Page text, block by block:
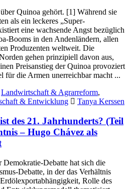
Quinoa gehört. [1] Während sie
als ein leckeres „Super-
eine wachsende Angst bezüglich
Booms in den Andenländern, allen
Produzenten weltweit. Die
gehen prinzipiell davon aus,
Preisanstieg der Quinoa provoziert
für die Armen unerreichbar macht ...
Landwirtschaft & Agrarreform,
& Entwicklung Tanya Kerssen
des 21. Jahrhunderts? (Teil
– Hugo Chávez als
Demokratie-Debatte hat sich die
Debatte, in der das Verhältnis
Rolle des